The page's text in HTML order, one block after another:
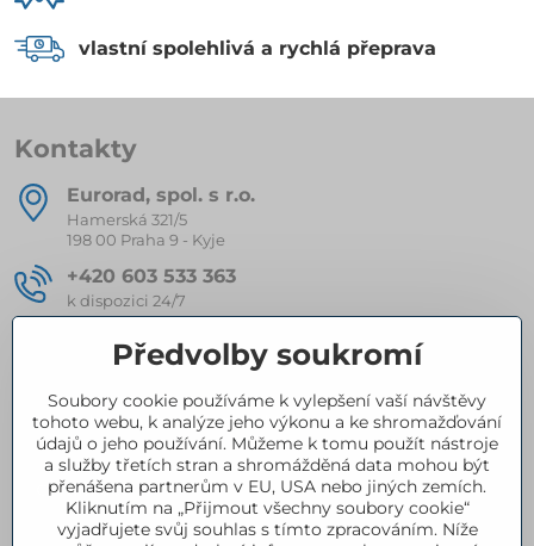
vlastní spolehlivá a rychlá přeprava
Kontakty
Eurorad, spol​. s r​.o​.
Hamerská 321/5
198 00 Praha 9 - Kyje
+420 603 533 363
k dispozici 24/7
eurorad​@seznam​.cz
Kompletní nabídka produktů
Certifikace
Předvolby soukromí
Soubory cookie používáme k vylepšení vaší návštěvy
tohoto webu, k analýze jeho výkonu a ke shromažďování
údajů o jeho používání. Můžeme k tomu použít nástroje
a služby třetích stran a shromážděná data mohou být
přenášena partnerům v EU, USA nebo jiných zemích.
Kliknutím na „Přijmout všechny soubory cookie“
vyjadřujete svůj souhlas s tímto zpracováním. Níže